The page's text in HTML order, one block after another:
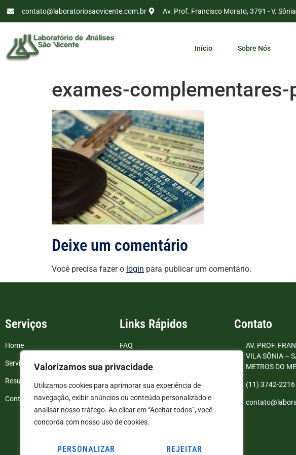
Valorizamos sua privacidade
Utilizamos cookies para aprimorar sua experiência de
navegação, exibir anúncios ou conteúdo personalizado e
analisar nosso tráfego. Ao clicar em “Aceitar todos”, você
concorda com nosso uso de cookies.
PERSONALIZAR REJEITAR
contato@laboratoriosaovicente.com.br Av. Prof. Francisco Morato, 3791 - V.
Início Sobre Nós
exames-
Deixe um comentário
Você precisa fazer o login para publicar um comentário.
Serviços
Home
Serviços
Resultados de exames
Contato
Links Rápidos
FAQ
Blog
Politica de Privacidade
Termos e Condições
Contato
AV. PROF.
VILA SÔNIA –
METROS DO
(11) 3742-2216